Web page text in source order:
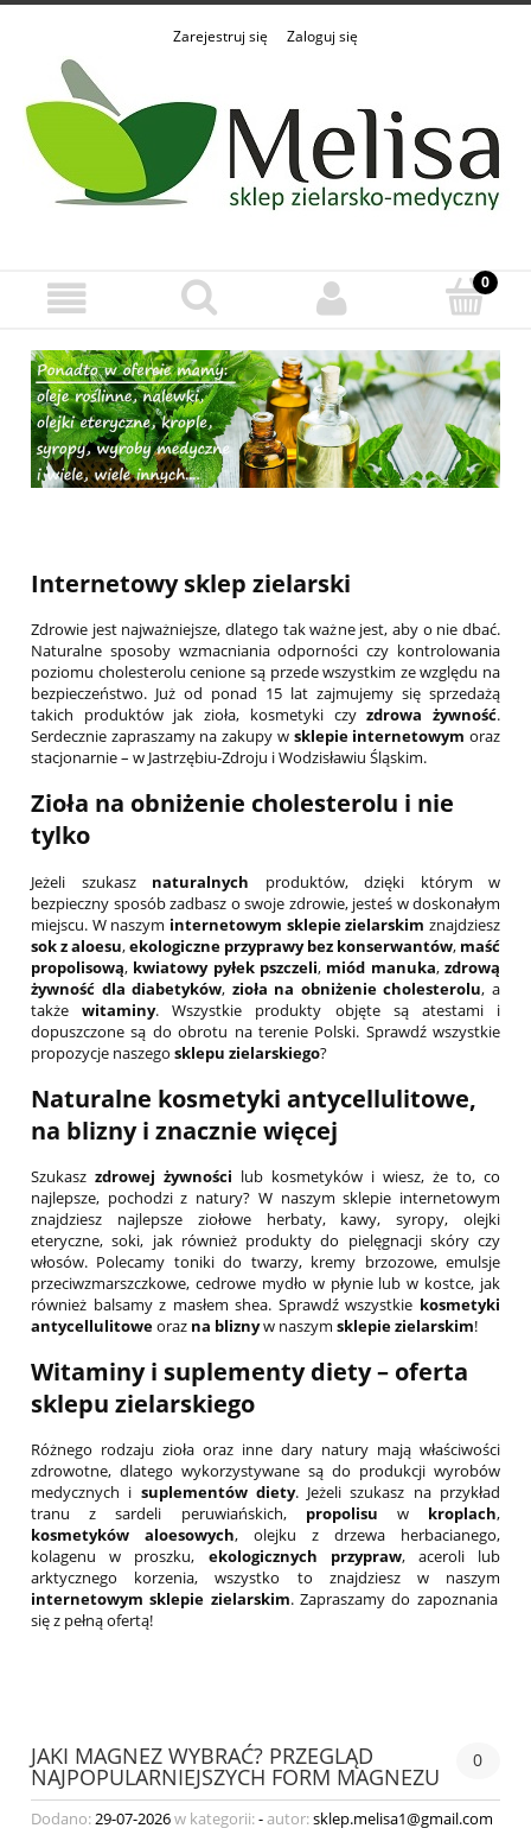
Zarejestruj się Zaloguj się
Internetowy sklep zielarski
Zdrowie jest najważniejsze, dlatego tak ważne jest, aby o nie dbać.
Naturalne sposoby wzmacniania odporności czy kontrolowania
poziomu cholesterolu cenione są przede wszystkim ze względu na
bezpieczeństwo. Już od ponad 15 lat zajmujemy się sprzedażą
takich produktów jak zioła, kosmetyki czyzdrowa żywność.
Serdecznie zapraszamy na zakupy w sklepie internetowym oraz
stacjonarnie – w Jastrzębiu-Zdroju i Wodzisławiu Śląskim.
Zioła na obniżenie cholesterolu i nie
tylko
Jeżeli szukasz naturalnych produktów, dzięki którym w
bezpieczny sposób zadbasz o swoje zdrowie, jesteś w doskonałym
miejscu. W naszym internetowym sklepie zielarskim znajdziesz
sok z aloesu,ekologiczne przyprawy bez konserwantów, maść
propolisową, kwiatowy pyłek pszczeli, miód manuka,zdrową
żywność dla diabetyków, zioła na obniżenie cholesterolu, a
takżewitaminy. Wszystkie produkty objęte są atestami i
dopuszczone są do obrotu na terenie Polski. Sprawdź wszystkie
propozycje naszego sklepu zielarskiego?
Naturalne kosmetyki antycellulitowe,
na bliznyi znacznie więcej
Szukasz zdrowej żywności lub kosmetyków i wiesz, że to, co
najlepsze, pochodzi z natury? W naszym sklepie internetowym
znajdziesz najlepsze ziołowe herbaty, kawy, syropy, olejki
eteryczne, soki, jak również produkty do pielęgnacji skóry czy
włosów. Polecamy toniki do twarzy, kremy brzozowe, emulsje
przeciwzmarszczkowe, cedrowe mydło w płynie lub w kostce, jak
również balsamy z masłem shea. Sprawdź wszystkie kosmetyki
antycellulitoweoraz na bliznyw naszym sklepie zielarskim!
Witaminyi suplementy diety – oferta
sklepu zielarskiego
Różnego rodzaju zioła oraz inne dary natury mają właściwości
zdrowotne, dlatego wykorzystywane są do produkcji wyrobów
medycznych i suplementów diety. Jeżeli szukasz na przykład
tranu z sardeli peruwiańskich, propolisu w kroplach,
kosmetyków aloesowych, olejku z drzewa herbacianego,
kolagenu w proszku, ekologicznych przypraw, aceroli lub
arktycznego korzenia, wszystko to znajdziesz w naszym
internetowym sklepie zielarskim. Zapraszamy do zapoznania
się z pełną ofertą!
JAKI MAGNEZ WYBRAĆ? PRZEGLĄD
NAJPOPULARNIEJSZYCH FORM MAGNEZU
0
Dodano:29-07-2026w kategorii:-autor:sklep.melisa1@gmail.com